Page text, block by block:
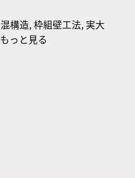
混構造,枠組壁工法, 実大
もっと見る